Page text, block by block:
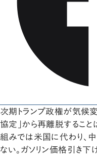
次期トランプ政権が気候
協定」から再離脱するこ
組みでは米国に代わり、
ない。ガソリン価格引き